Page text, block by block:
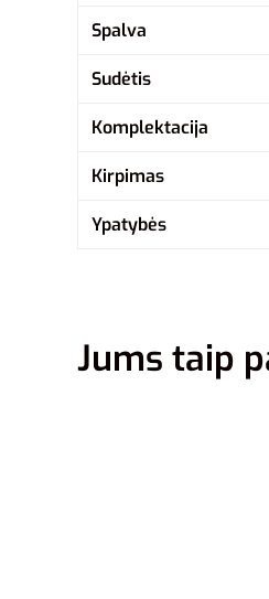
Spalva
Sudėtis
Komplektacija
Kirpimas
Ypatybės
Jums taip